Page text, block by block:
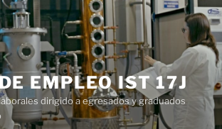
EMPLEO IST 17J
dirigido a egresados y graduados